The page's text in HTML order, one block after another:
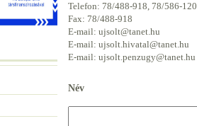
Telefon: 78/488-918, 78/586-120
Fax: 78/488-918
E-mail: ujsolt@tanet.hu
E-mail: ujsolt.hivatal@tanet.hu
E-mail: ujsolt.penzugy@tanet.hu
Név